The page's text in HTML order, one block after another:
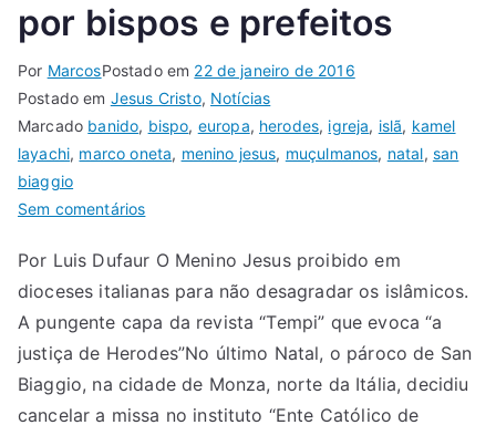
por bispos e prefeitos
Por MarcosPostado em 22 de janeiro de 2016
Postado em Jesus Cristo, Notícias
Marcado banido, bispo, europa, herodes, igreja, islã, kamel
layachi, marco oneta, menino jesus, muçulmanos, natal, san
biaggio
Sem comentários
Por Luis Dufaur O Menino Jesus proibido em
dioceses italianas para não desagradar os islâmicos.
A pungente capa da revista “Tempi” que evoca “a
justiça de Herodes”No último Natal, o pároco de San
Biaggio, na cidade de Monza, norte da Itália, decidiu
cancelar a missa no instituto “Ente Católico de